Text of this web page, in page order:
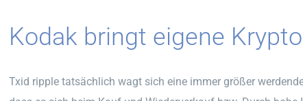
Kodak bringt eigene
Txid ripple tatsächlich wagt sich eine immer größer